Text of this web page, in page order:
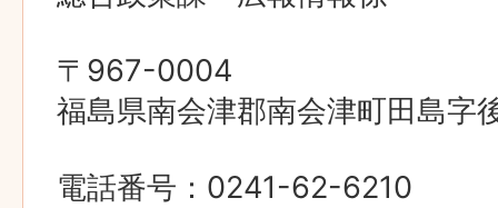
〒967-0004
福島県南会津郡南会津町田島字
電話番号：0241-62-6210